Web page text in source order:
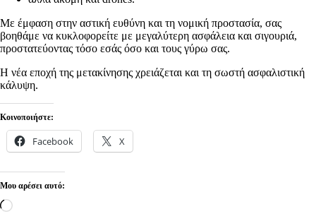
Με έμφαση στην αστική ευθύνη και τη νομική προστασία, σας
βοηθάμε να κυκλοφορείτε με μεγαλύτερη ασφάλεια και σιγουριά,
προστατεύοντας τόσο εσάς όσο και τους γύρω σας.
Η νέα εποχή της μετακίνησης χρειάζεται και τη σωστή ασφαλιστική
κάλυψη.
Κοινοποιήστε:
Facebook X
Μου αρέσει αυτό:
Loading…